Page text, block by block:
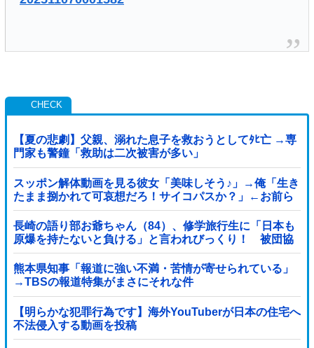
【夏の悲劇】父親、溺れた息子を救おうとしてﾀﾋ亡 →専
門家も警鐘「救助は二次被害が多い」
スッポン解体動画を見る彼女「美味しそう♪」→俺「生き
たまま捌かれて可哀想だろ！サイコパスか？」←お前ら
どっち？
長崎の語り部お爺ちゃん（84）、修学旅行生に「日本も
原爆を持たないと負ける」と言われびっくり！ 被団協
代表（85）も中学生に「核を持たないで日本...
熊本県知事「報道に強い不満・苦情が寄せられている」
→TBSの報道特集がまさにそれな件
【明らかな犯罪行為です】海外YouTuberが日本の住宅へ
不法侵入する動画を投稿